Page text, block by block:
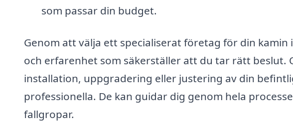
som passar din budget.
Genom att välja ett specialiserat företag för din
och erfarenhet som säkerställer att du tar rätt beslut.
installation, uppgradering eller justering av din
professionella. De kan guidar dig genom hela
fallgropar.